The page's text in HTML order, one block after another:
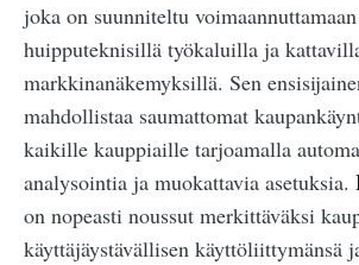
joka on suunniteltu
huipputeknisillä työkaluilla ja
markkinanäkemyksillä. Sen
mahdollistaa saumattomat
kaikille kauppiaille tarjoamalla
analysointia ja muokattavia asetuksia.
on nopeasti noussut merkittäväksi
käyttäjäystävällisen käyttöliittymänsä